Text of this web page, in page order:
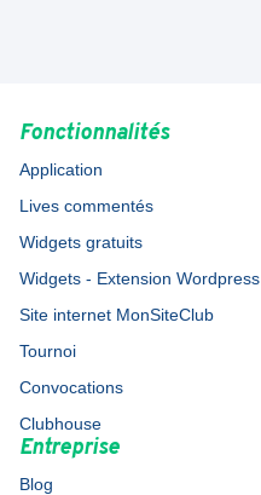
Fonctionnalités
Application
Lives commentés
Widgets gratuits
Widgets - Extension Wordpress
Site internet MonSiteClub
Tournoi
Convocations
Clubhouse
Entreprise
Blog